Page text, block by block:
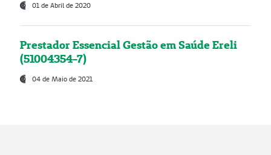
01 de Abril de 2020
Prestador Essencial Gestão em Saúde Ereli
(51004354-7)
04 de Maio de 2021